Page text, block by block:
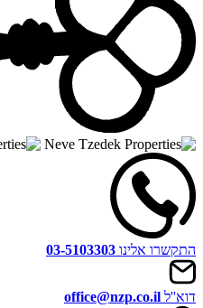
התקשרו אלינו 03-5103303
דוא''ל office@nzp.co.il